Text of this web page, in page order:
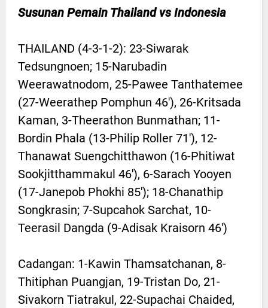
Susunan Pemain Thailand vs Indonesia
THAILAND (4-3-1-2): 23-Siwarak
Tedsungnoen; 15-Narubadin
Weerawatnodom, 25-Pawee Tanthatemee
(27-Weerathep Pomphun 46'), 26-Kritsada
Kaman, 3-Theerathon Bunmathan; 11-
Bordin Phala (13-Philip Roller 71'), 12-
Thanawat Suengchitthawon (16-Phitiwat
Sookjitthammakul 46'), 6-Sarach Yooyen
(17-Janepob Phokhi 85'); 18-Chanathip
Songkrasin; 7-Supcahok Sarchat, 10-
Teerasil Dangda (9-Adisak Kraisorn 46')
Cadangan: 1-Kawin Thamsatchanan, 8-
Thitiphan Puangjan, 19-Tristan Do, 21-
Sivakorn Tiatrakul, 22-Supachai Chaided,